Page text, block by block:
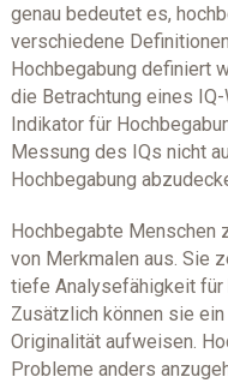
genau bedeutet es,
verschiedene
Hochbegabung definiert
die Betrachtung eines
Indikator für
Messung des IQs nicht
Hochbegabung
Hochbegabte Menschen
von Merkmalen aus. Sie
tiefe Analysefähigkeit für
Zusätzlich können sie
Originalität aufweisen.
Probleme anders